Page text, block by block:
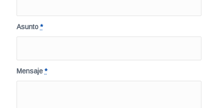
Asunto*
Mensaje*